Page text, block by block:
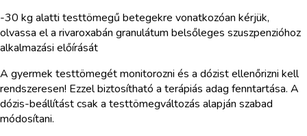
-30 kg alatti testtömegű betegekre vonatkozóan kérjük,
olvassa el a rivaroxabán granulátum belsőleges szuszpenzióhoz
alkalmazási előírását
A gyermek testtömegét monitorozni és a dózist ellenőrizni kell
rendszeresen! Ezzel biztosítható a terápiás adag fenntartása. A
dózis-beállítást csak a testtömegváltozás alapján szabad
módosítani.